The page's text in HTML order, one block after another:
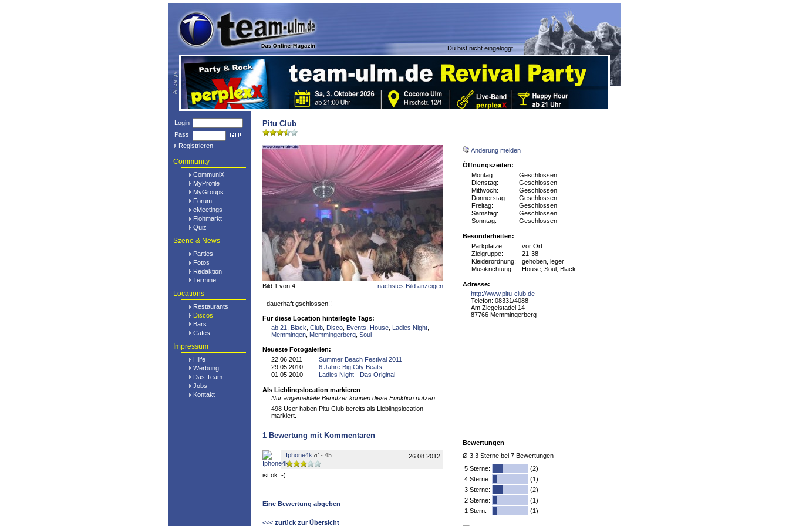
Du bist nicht eingeloggt.
Login
Pass
Registrieren
Community
CommuniX
MyProfile
MyGroups
Forum
eMeetings
Flohmarkt
Quiz
Szene & News
Parties
Fotos
Redaktion
Termine
Locations
Restaurants
Discos
Bars
Cafes
Impressum
Hilfe
Werbung
Das Team
Jobs
Kontakt
Pitu Club
Änderung melden
Öffnungszeiten:
Montag:
Geschlossen
Dienstag:
Geschlossen
Mittwoch:
Geschlossen
Donnerstag:
Geschlossen
Freitag:
Geschlossen
Samstag:
Geschlossen
Sonntag:
Geschlossen
Besonderheiten:
Parkplätze:
vor Ort
Zielgruppe:
21-38
Kleiderordnung: gehoben, leger
Musikrichtung:
House, Soul, Black
Adresse:
http://www.pitu-club.de
Telefon: 08331/4088
Am Ziegelstadel 14
87766 Memmingerberg
Bewertungen
Ø 3.3 Sterne bei 7 Bewertungen
5 Sterne:
(2)
4 Sterne:
(1)
3 Sterne:
(2)
2 Sterne:
(1)
1 Stern:
(1)
Bild 1 von 4 nächstes Bild anzeigen
- dauerhaft gschlossen!! -
Für diese Location hinterlegte Tags:
ab 21
Black Club Disco Events House Ladies Night
Memmingen Memmingerberg Soul
Neueste Fotogalerien:
22.06.2011
Summer Beach Festival 2011
29.05.2010
6 Jahre Big City Beats
01.05.2010
Ladies Night - Das Original
Als Lieblingslocation markieren
Nur angemeldete Benutzer können diese Funktion nutzen.
498 User haben Pitu Club bereits als Lieblingslocation
markiert.
1 Bewertung mit Kommentaren
Iphone4k - 45 26.08.2012
ist ok :-)
Eine Bewertung abgeben
<<< zurück zur Übersicht